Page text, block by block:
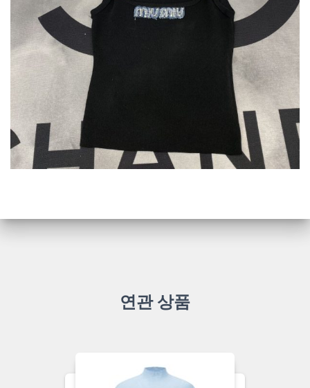
연관 상품